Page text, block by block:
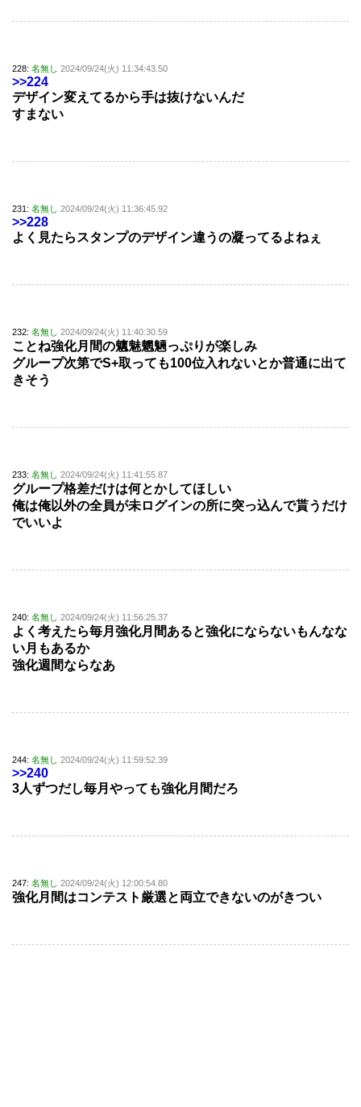
228: 名無し 2024/09/24(火) 11:34:43.50
>>224
デザイン変えてるから手は抜けないんだ
すまない
231: 名無し 2024/09/24(火) 11:36:45.92
>>228
よく見たらスタンプのデザイン違うの凝ってるよねぇ
232: 名無し 2024/09/24(火) 11:40:30.59
ことね強化月間の魑魅魍魎っぷりが楽しみ
グループ次第でS+取っても100位入れないとか普通に出て
きそう
233: 名無し 2024/09/24(火) 11:41:55.87
グループ格差だけは何とかしてほしい
俺は俺以外の全員が未ログインの所に突っ込んで貰うだけ
でいいよ
240: 名無し 2024/09/24(火) 11:56:25.37
よく考えたら毎月強化月間あると強化にならないもんなな
い月もあるか
強化週間ならなあ
244: 名無し 2024/09/24(火) 11:59:52.39
>>240
3人ずつだし毎月やっても強化月間だろ
247: 名無し 2024/09/24(火) 12:00:54.80
強化月間はコンテスト厳選と両立できないのがきつい